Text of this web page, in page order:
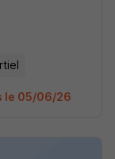
le 05/06/26